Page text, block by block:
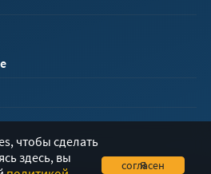
чтобы сделать
здесь, вы
Я согласен